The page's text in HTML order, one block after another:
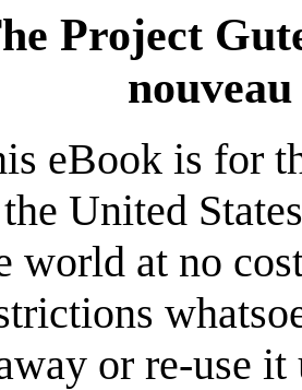
Project
eBook is for
United
world at no
or re-use it